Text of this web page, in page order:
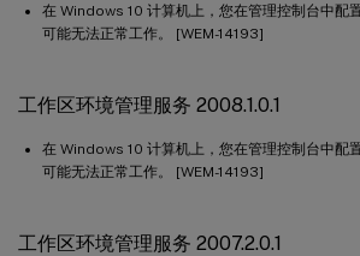
在 Windows 10 计算机上，您在管理控制台中配
可能无法正常工作。 [WEM-14193]
工作区环境管理服务 2008.1.0.1
在 Windows 10 计算机上，您在管理控制台中配
可能无法正常工作。 [WEM-14193]
工作区环境管理服务 2007.2.0.1